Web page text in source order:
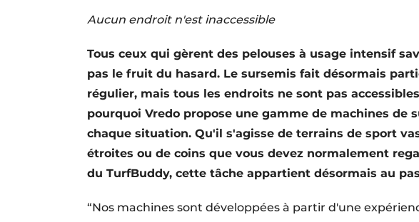
Aucun endroit n'est inaccessible
Tous ceux qui gèrent des pelouses à usage intensif
pas le fruit du hasard. Le sursemis fait désormais
régulier, mais tous les endroits ne sont pas
pourquoi Vredo propose une gamme de machines de
chaque situation. Qu'il s'agisse de terrains de sport
étroites ou de coins que vous devez normalement
du TurfBuddy, cette tâche appartient désormais au
“Nos machines sont développées à partir d'une